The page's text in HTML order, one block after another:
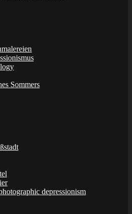
Sommers
depressionism